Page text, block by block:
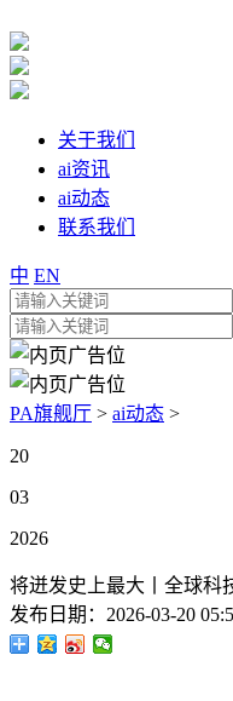
关于我们
ai资讯
ai动态
联系我们
中 EN
PA旗舰厅 > ai动态 >
20
03
2026
将迸发史上最大丨全球科
发布日期： 2026-03-20